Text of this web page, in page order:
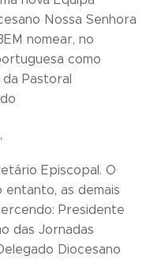
Nossa Senhora
nomear, no
como
Pastoral
Episcopal. O
entanto, as demais
Presidente
das Jornadas
Diocesano